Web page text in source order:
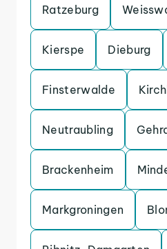
Ratzeburg
Kierspe Dieburg
Finsterwalde
Neutraubling
Brackenheim
Markgroningen